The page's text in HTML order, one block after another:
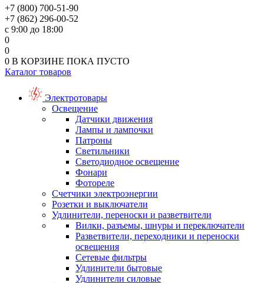
+7 (800) 700-51-90
+7 (862) 296-00-52
с 9:00 до 18:00
0
0
0 В КОРЗИНЕ ПОКА ПУСТО
Каталог товаров
Электротовары
Освещение
Датчики движения
Лампы и лампочки
Патроны
Светильники
Светодиодное освещение
Фонари
Фотореле
Счетчики электроэнергии
Розетки и выключатели
Удлинители, переноски и разветвители
Вилки, разъемы, шнуры и переключатели
Разветвители, переходники и переноски
освещения
Сетевые фильтры
Удлинители бытовые
Удлинители силовые